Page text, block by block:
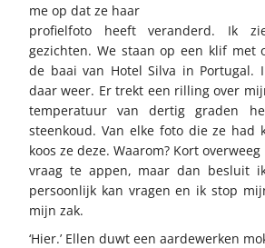
me op dat ze haar
profielfoto heeft veranderd. Ik
gezichten. We staan op een klif met
de baai van Hotel Silva in Portugal.
daar weer. Er trekt een rilling over
temperatuur van dertig graden
steenkoud. Van elke foto die ze had
koos ze deze. Waarom? Kort
vraag te appen, maar dan besluit
persoonlijk kan vragen en ik stop
mijn zak.
‘Hier.’ Ellen duwt een aardewerken